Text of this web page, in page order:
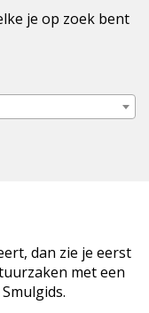
je op zoek bent
dan zie je eerst
met een